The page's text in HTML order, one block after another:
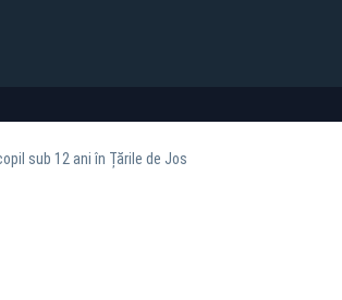
sub 12 ani în Țările de Jos